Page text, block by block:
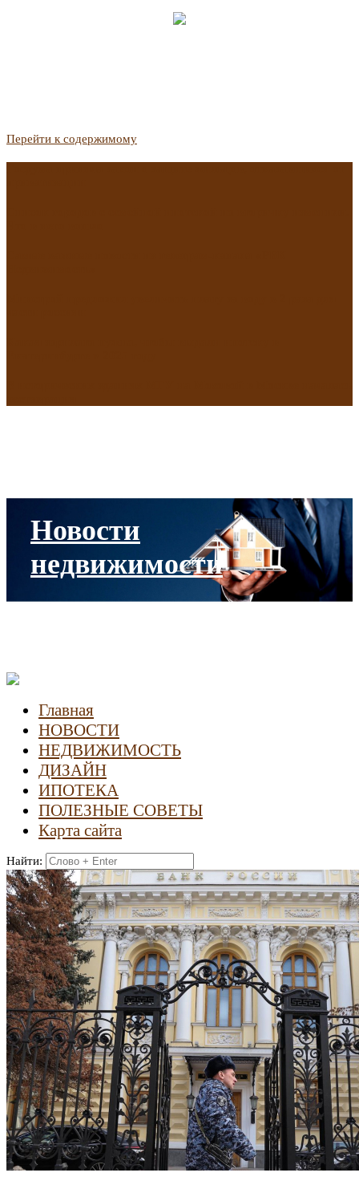
Перейти к содержимому
Новости
недвижимости
Главная
НОВОСТИ
НЕДВИЖИМОСТЬ
ДИЗАЙН
ИПОТЕКА
ПОЛЕЗНЫЕ СОВЕТЫ
Карта сайта
Найти: